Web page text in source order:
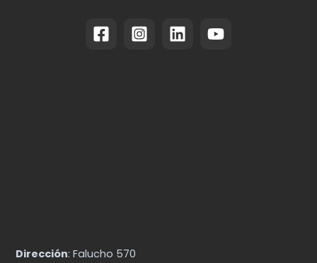
Dirección: Falucho 570